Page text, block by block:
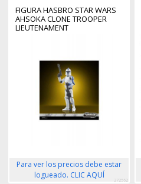
FIGURA HASBRO STAR WARS
AHSOKA CLONE TROOPER
LIEUTENAMENT
Para ver los precios debe estar
logueado. CLIC AQUÍ
272562